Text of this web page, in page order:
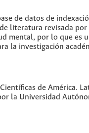
de datos de
literatura revisada por
mental, por lo que es
la investigación
Científicas de América.
la Universidad